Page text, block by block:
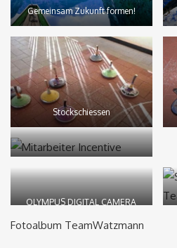
Gemeinsam Zukunft formen!
Stockschiessen
OLYMPUS DIGITAL CAMERA
Fotoalbum TeamWatzmann